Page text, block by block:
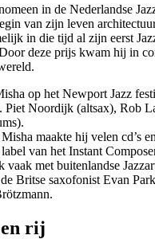
in de Nederlandse
van zijn leven
in die tijd al zijn eerst
deze prijs kwam hij in
op het Newport Jazz
Piet Noordijk (altsax), Rob
maakte hij velen cd’s
van het Instant
vaak met buitenlandse
Britse saxofonist Evan
rij